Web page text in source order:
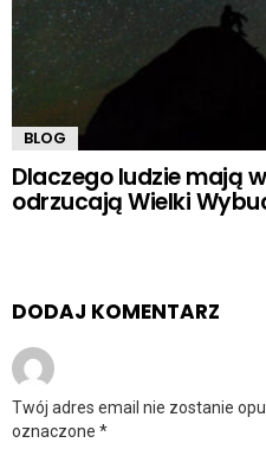
BLOG
Dlaczego ludzie mają
odrzucają Wielki
DODAJ KOMENTARZ
Twój adres email nie zostanie
oznaczone *